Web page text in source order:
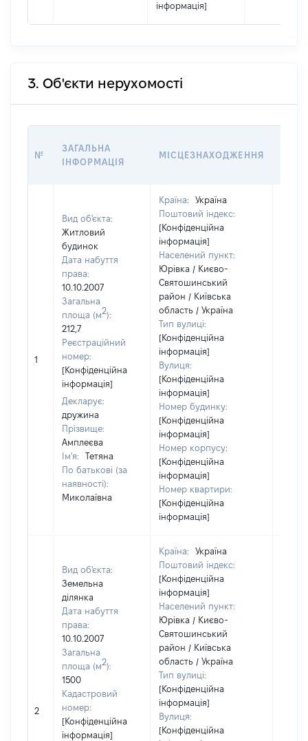
інформація]
3. Об'єкти нерухомості
№
ЗАГАЛЬНА
ІНФОРМАЦІЯ
МІСЦЕЗНАХОДЖЕННЯ
1
Вид об'єкта:
Житловий
будинок
Дата набуття
права:
10.10.2007
Загальна
площа (м2):
212,7
Реєстраційний
номер:
[Конфіденційна
інформація]
Декларує:
дружина
Прізвище:
Амплеєва
Ім'я:
Тетяна
По батькові (за
наявності):
Миколаївна
Країна:
Україна
Поштовий індекс:
[Конфіденційна
інформація]
Населений пункт:
Юрівка / Києво-
Святошинський
район / Київська
область / Україна
Тип вулиці:
[Конфіденційна
інформація]
Вулиця:
[Конфіденційна
інформація]
Номер будинку:
[Конфіденційна
інформація]
Номер корпусу:
[Конфіденційна
інформація]
Номер квартири:
[Конфіденційна
інформація]
2
Вид об'єкта:
Земельна
ділянка
Дата набуття
права:
10.10.2007
Загальна
площа (м2):
1500
Кадастровий
номер:
[Конфіденційна
інформація]
Країна:
Україна
Поштовий індекс:
[Конфіденційна
інформація]
Населений пункт:
Юрівка / Києво-
Святошинський
район / Київська
область / Україна
Тип вулиці:
[Конфіденційна
інформація]
Вулиця:
[Конфіденційна